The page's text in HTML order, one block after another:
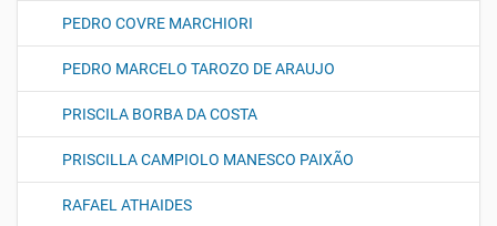
PEDRO COVRE MARCHIORI
PEDRO MARCELO TAROZO DE ARAUJO
PRISCILA BORBA DA COSTA
PRISCILLA CAMPIOLO MANESCO PAIXÃO
RAFAEL ATHAIDES